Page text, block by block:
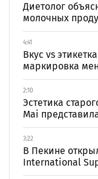
Диетолог
молочных
4:41
Вкус vs
маркировка
2:10
Эстетика
Mai
3:22
В Пекине
International